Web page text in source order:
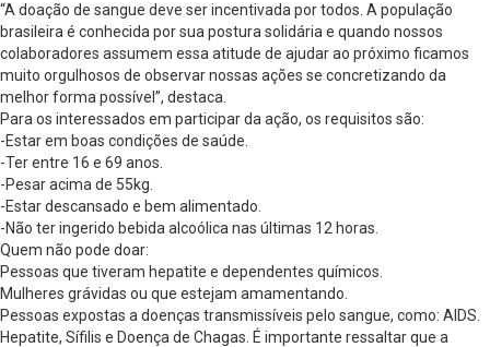
“A doação de sangue deve ser incentivada por todos. A população
brasileira é conhecida por sua postura solidária e quando nossos
colaboradores assumem essa atitude de ajudar ao próximo ficamos
muito orgulhosos de observar nossas ações se concretizando da
melhor forma possível”, destaca.
Para os interessados em participar da ação, os requisitos são:
-Estar em boas condições de saúde.
-Ter entre 16 e 69 anos.
-Pesar acima de 55kg.
-Estar descansado e bem alimentado.
-Não ter ingerido bebida alcoólica nas últimas 12 horas.
Quem não pode doar:
Pessoas que tiveram hepatite e dependentes químicos.
Mulheres grávidas ou que estejam amamentando.
Pessoas expostas a doenças transmissíveis pelo sangue, como: AIDS.
Hepatite, Sífilis e Doença de Chagas. É importante ressaltar que a